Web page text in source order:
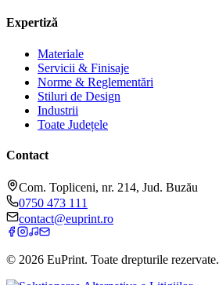
Expertiză
Materiale
Servicii & Finisaje
Norme & Reglementări
Stiluri de Design
Industrii
Toate Județele
Contact
Com. Topliceni, nr. 214, Jud. Buzău
0750 473 111
contact@euprint.ro
© 2026 EuPrint. Toate drepturile rezervate.